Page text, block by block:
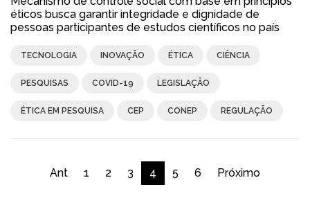
éticos busca garantir integridade e dignidade de
pessoas participantes de estudos científicos no país
TECNOLOGIA INOVAÇÃO ÉTICA CIÊNCIA
PESQUISAS COVID-19 LEGISLAÇÃO
ÉTICA EM PESQUISA CEP CONEP REGULAÇÃO
Ant 1 2 3 4 5 6 Próximo